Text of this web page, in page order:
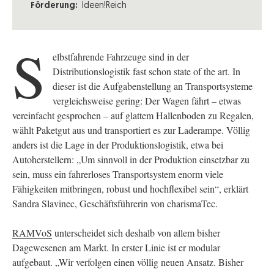
Förderung:
Ideen!Reich
S
elbstfahrende Fahrzeuge sind in der
Distributionslogistik fast schon state of the art. In
dieser ist die Aufgabenstellung an Transportsysteme
vergleichsweise gering: Der Wagen fährt – etwas
vereinfacht gesprochen – auf glattem Hallenboden zu Regalen,
wählt Paketgut aus und transportiert es zur Laderampe. Völlig
anders ist die Lage in der Produktionslogistik, etwa bei
Autoherstellern: „Um sinnvoll in der Produktion einsetzbar zu
sein, muss ein fahrerloses Transportsystem enorm viele
Fähigkeiten mitbringen, robust und hochflexibel sein“, erklärt
Sandra Slavinec, Geschäftsführerin von charismaTec.
RAMVoS unterscheidet sich deshalb von allem bisher
Dagewesenen am Markt. In erster Linie ist er modular
aufgebaut. „Wir verfolgen einen völlig neuen Ansatz. Bisher